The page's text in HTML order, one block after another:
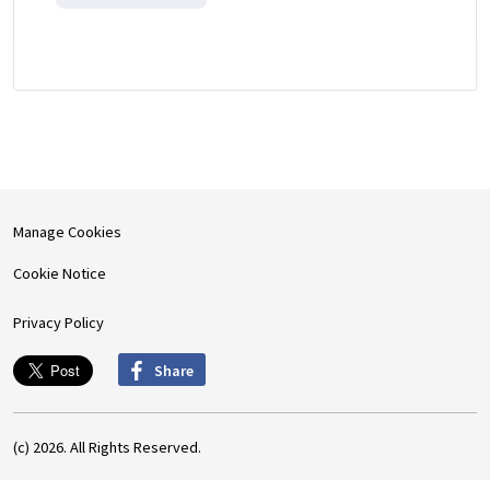
Manage Cookies
Cookie Notice
Privacy Policy
Share
(c) 2026. All Rights Reserved.